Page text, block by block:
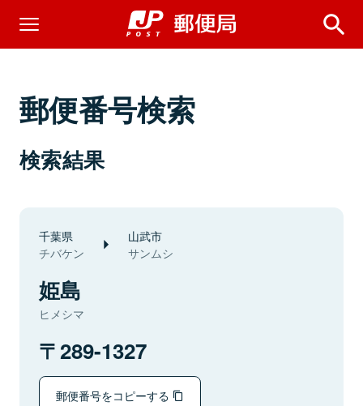
郵便番号検索
検索結果
千葉県
チバケン
山武市
サンムシ
姫島
ヒメシマ
289-1327
郵便番号をコピーする